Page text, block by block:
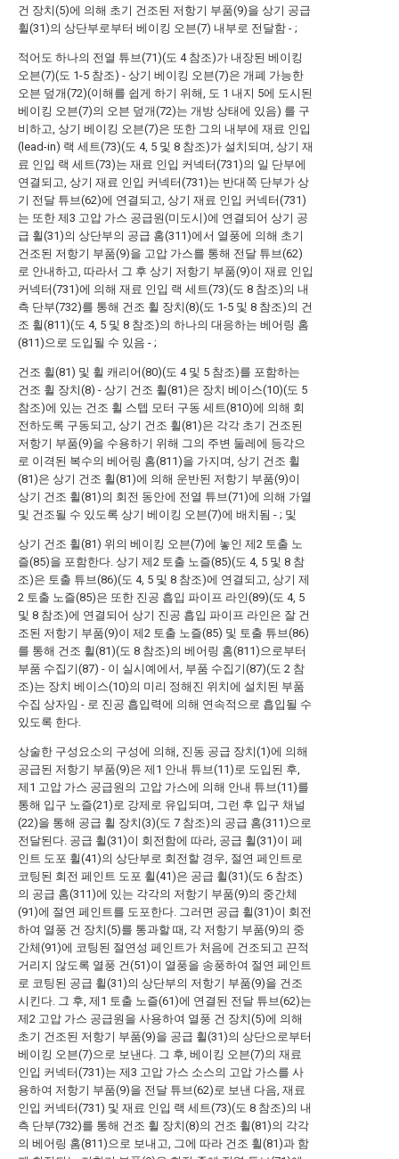
건 장치(5)에 의해 초기 건조된 저항기 부품(9)을 상기 공급
휠(31)의 상단부로부터 베이킹 오븐(7) 내부로 전달함 - ;
적어도 하나의 전열 튜브(71)(도 4 참조)가 내장된 베이킹
오븐(7)(도 1-5 참조) - 상기 베이킹 오븐(7)은 개폐 가능한
오븐 덮개(72)(이해를 쉽게 하기 위해, 도 1 내지 5에 도시된
베이킹 오븐(7)의 오븐 덮개(72)는 개방 상태에 있음) 를 구
비하고, 상기 베이킹 오븐(7)은 또한 그의 내부에 재료 인입
(lead-in) 랙 세트(73)(도 4, 5 및 8 참조)가 설치되며, 상기 재
료 인입 랙 세트(73)는 재료 인입 커넥터(731)의 일 단부에
연결되고, 상기 재료 인입 커넥터(731)는 반대쪽 단부가 상
기 전달 튜브(62)에 연결되고, 상기 재료 인입 커넥터(731)
는 또한 제3 고압 가스 공급원(미도시)에 연결되어 상기 공
급 휠(31)의 상단부의 공급 홈(311)에서 열풍에 의해 초기
건조된 저항기 부품(9)을 고압 가스를 통해 전달 튜브(62)
로 안내하고, 따라서 그 후 상기 저항기 부품(9)이 재료 인입
커넥터(731)에 의해 재료 인입 랙 세트(73)(도 8 참조)의 내
측 단부(732)를 통해 건조 휠 장치(8)(도 1-5 및 8 참조)의 건
조 휠(811)(도 4, 5 및 8 참조)의 하나의 대응하는 베어링 홈
(811)으로 도입될 수 있음 - ;
건조 휠(81) 및 휠 캐리어(80)(도 4 및 5 참조)를 포함하는
건조 휠 장치(8) - 상기 건조 휠(81)은 장치 베이스(10)(도 5
참조)에 있는 건조 휠 스텝 모터 구동 세트(810)에 의해 회
전하도록 구동되고, 상기 건조 휠(81)은 각각 초기 건조된
저항기 부품(9)을 수용하기 위해 그의 주변 둘레에 등각으
로 이격된 복수의 베어링 홈(811)을 가지며, 상기 건조 휠
(81)은 상기 건조 휠(81)에 의해 운반된 저항기 부품(9)이
상기 건조 휠(81)의 회전 동안에 전열 튜브(71)에 의해 가열
및 건조될 수 있도록 상기 베이킹 오븐(7)에 배치됨 - ; 및
상기 건조 휠(81) 위의 베이킹 오븐(7)에 놓인 제2 토출 노
즐(85)을 포함한다. 상기 제2 토출 노즐(85)(도 4, 5 및 8 참
조)은 토출 튜브(86)(도 4, 5 및 8 참조)에 연결되고, 상기 제
2 토출 노즐(85)은 또한 진공 흡입 파이프 라인(89)(도 4, 5
및 8 참조)에 연결되어 상기 진공 흡입 파이프 라인은 잘 건
조된 저항기 부품(9)이 제2 토출 노즐(85) 및 토출 튜브(86)
를 통해 건조 휠(81)(도 8 참조)의 베어링 홈(811)으로부터
부품 수집기(87) - 이 실시예에서, 부품 수집기(87)(도 2 참
조)는 장치 베이스(10)의 미리 정해진 위치에 설치된 부품
수집 상자임 - 로 진공 흡입력에 의해 연속적으로 흡입될 수
있도록 한다.
상술한 구성요소의 구성에 의해, 진동 공급 장치(1)에 의해
공급된 저항기 부품(9)은 제1 안내 튜브(11)로 도입된 후,
제1 고압 가스 공급원의 고압 가스에 의해 안내 튜브(11)를
통해 입구 노즐(21)로 강제로 유입되며, 그런 후 입구 채널
(22)을 통해 공급 휠 장치(3)(도 7 참조)의 공급 홈(311)으로
전달된다. 공급 휠(31)이 회전함에 따라, 공급 휠(31)이 페
인트 도포 휠(41)의 상단부로 회전할 경우, 절연 페인트로
코팅된 회전 페인트 도포 휠(41)은 공급 휠(31)(도 6 참조)
의 공급 홈(311)에 있는 각각의 저항기 부품(9)의 중간체
(91)에 절연 페인트를 도포한다. 그러면 공급 휠(31)이 회전
하여 열풍 건 장치(5)를 통과할 때, 각 저항기 부품(9)의 중
간체(91)에 코팅된 절연성 페인트가 처음에 건조되고 끈적
거리지 않도록 열풍 건(51)이 열풍을 송풍하여 절연 페인트
로 코팅된 공급 휠(31)의 상단부의 저항기 부품(9)을 건조
시킨다. 그 후, 제1 토출 노즐(61)에 연결된 전달 튜브(62)는
제2 고압 가스 공급원을 사용하여 열풍 건 장치(5)에 의해
초기 건조된 저항기 부품(9)을 공급 휠(31)의 상단으로부터
베이킹 오븐(7)으로 보낸다. 그 후, 베이킹 오븐(7)의 재료
인입 커넥터(731)는 제3 고압 가스 소스의 고압 가스를 사
용하여 저항기 부품(9)을 전달 튜브(62)로 보낸 다음, 재료
인입 커넥터(731) 및 재료 인입 랙 세트(73)(도 8 참조)의 내
측 단부(732)를 통해 건조 휠 장치(8)의 건조 휠(81)의 각각
의 베어링 홈(811)으로 보내고, 그에 따라 건조 휠(81)과 함